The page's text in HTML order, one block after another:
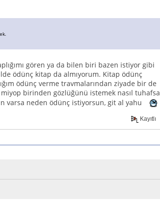
gören ya da bilen biri bazen istiyor gibi
ödünç kitap da almıyorum. Kitap ödünç
ödünç verme travmalarından ziyade bir de
birinden gözlüğünü istemek nasıl tuhafsa
varsa neden ödünç istiyorsun, git al yahu
Kayıtlı